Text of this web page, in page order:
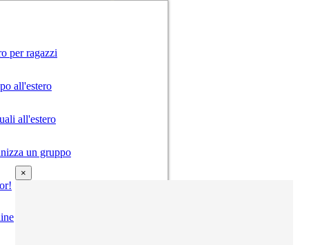
per ragazzi
all'estero
all'estero
un gruppo
×